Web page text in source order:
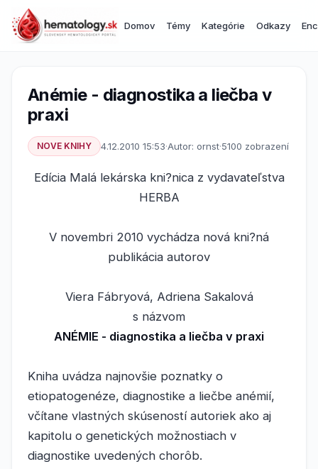
Domov Témy Kategórie Odkazy
Anémie - diagnostika a liečba v
praxi
NOVE KNIHY 4.12.2010 15:53·Autor: ornst·5100 zobrazení
Edícia Malá lekárska kni?nica z vydavateľstva
HERBA
V novembri 2010 vychádza nová kni?ná
publikácia autorov
Viera Fábryová, Adriena Sakalová
s názvom
ANÉMIE - diagnostika a liečba v praxi
Kniha uvádza najnovšie poznatky o
etiopatogenéze, diagnostike a liečbe anémií,
včítane vlastných skúseností autoriek ako aj
kapitolu o genetických možnostiach v
diagnostike uvedených chorôb.